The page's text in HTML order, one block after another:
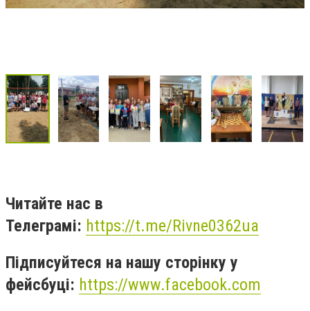
Читайте нас в
Телеграмі: https://t.me/Rivne0362ua
Підписуйтеся на нашу сторінку у
фейсбуці: https://www.facebook.com